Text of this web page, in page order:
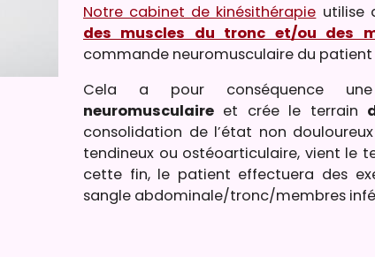
Notre cabinet de kinésithérapie utilise
des muscles du tronc et/ou des
commande neuromusculaire du
Cela a pour conséquence
neuromusculaire et crée le terrain
consolidation de l’état non
tendineux ou ostéoarticulaire, vient le
cette fin, le patient effectuera des
sangle abdominale/tronc/membres